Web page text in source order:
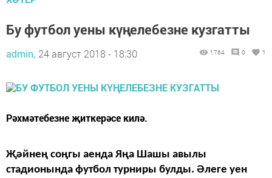
Бу футбол уены күңелебезне кузгатты
admin, 24 август 2018 - 18:30 1764 0 1
Рәхмәтебезне җиткерәсе килә.
Җәйнең соңгы аенда Яңа Шашы авылы
стадионында футбол турниры булды. Әлеге уен